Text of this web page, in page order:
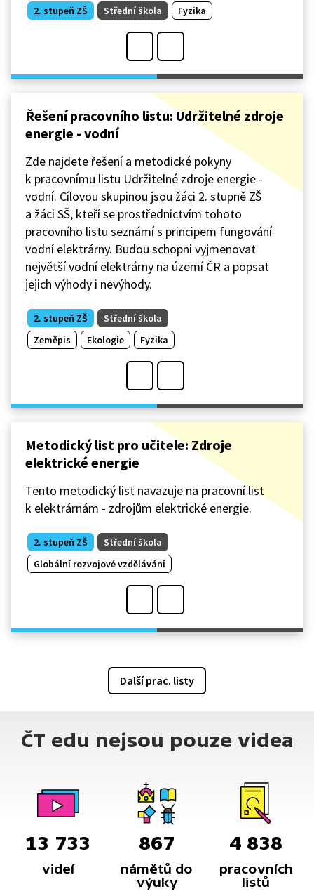
2. stupeň ZŠ Střední škola Fyzika
Řešení pracovního listu: Udržitelné zdroje
energie - vodní
Zde najdete řešení a metodické pokyny
k pracovnímu listu Udržitelné zdroje energie -
vodní. Cílovou skupinou jsou žáci 2. stupně ZŠ
a žáci SŠ, kteří se prostřednictvím tohoto
pracovního listu seznámí s principem fungování
vodní elektrárny. Budou schopni vyjmenovat
největší vodní elektrárny na území ČR a popsat
jejich výhody i nevýhody.
2. stupeň ZŠ
Střední škola
Zeměpis
Ekologie Fyzika
Metodický list pro učitele: Zdroje
elektrické energie
Tento metodický list navazuje na pracovní list
k elektrárnám - zdrojům elektrické energie.
2. stupeň ZŠ
Střední škola
Globální rozvojové vzdělávání
Další prac. listy
ČT edu nejsou pouze videa
13 733
videí
867
námětů do
výuky
4 838
pracovních
listů